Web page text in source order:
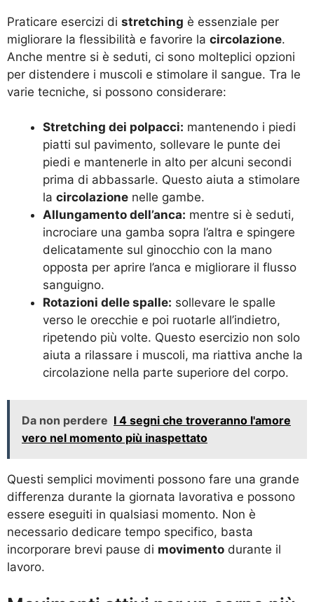
Praticare esercizi di stretching è essenziale per
migliorare la flessibilità e favorire la circolazione.
Anche mentre si è seduti, ci sono molteplici opzioni
per distendere i muscoli e stimolare il sangue. Tra le
varie tecniche, si possono considerare:
Stretching dei polpacci: mantenendo i piedi
piatti sul pavimento, sollevare le punte dei
piedi e mantenerle in alto per alcuni secondi
prima di abbassarle. Questo aiuta a stimolare
la circolazione nelle gambe.
Allungamento dell’anca: mentre si è seduti,
incrociare una gamba sopra l’altra e spingere
delicatamente sul ginocchio con la mano
opposta per aprire l’anca e migliorare il flusso
sanguigno.
Rotazioni delle spalle: sollevare le spalle
verso le orecchie e poi ruotarle all’indietro,
ripetendo più volte. Questo esercizio non solo
aiuta a rilassare i muscoli, ma riattiva anche la
circolazione nella parte superiore del corpo.
Da non perdere I 4 segni che troveranno l'amore
vero nel momento più inaspettato
Questi semplici movimenti possono fare una grande
differenza durante la giornata lavorativa e possono
essere eseguiti in qualsiasi momento. Non è
necessario dedicare tempo specifico, basta
incorporare brevi pause di movimento durante il
lavoro.